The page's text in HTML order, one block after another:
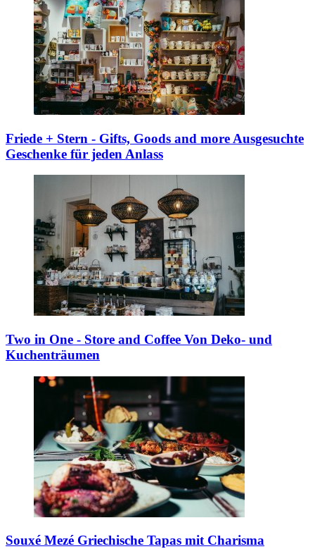
Friede + Stern - Gifts, Goods and more Ausgesuchte
Geschenke für jeden Anlass
Two in One - Store and Coffee Von Deko- und
Kuchenträumen
Souxé Mezé Griechische Tapas mit Charisma